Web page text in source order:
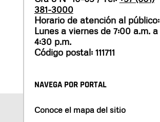
381-3000
Horario de atención al público:
Lunes a viernes de 7:00 a.m. a
4:30 p.m.
Código postal: 111711
NAVEGA POR PORTAL
Conoce el mapa del sitio